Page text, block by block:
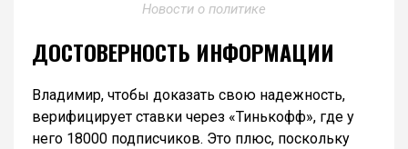
Новости о политике
ДОСТОВЕРНОСТЬ ИНФОРМАЦИИ
Владимир, чтобы доказать свою надежность,
верифицирует ставки через «Тинькофф», где у
него 18000 подписчиков. Это плюс, поскольку